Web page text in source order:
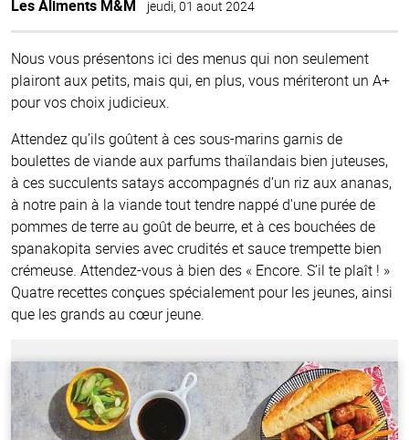
Les Aliments M&M jeudi, 01 aout 2024
Nous vous présentons ici des menus qui non seulement
plairont aux petits, mais qui, en plus, vous mériteront un A+
pour vos choix judicieux.
Attendez qu’ils goûtent à ces sous-marins garnis de
boulettes de viande aux parfums thaïlandais bien juteuses,
à ces succulents satays accompagnés d’un riz aux ananas,
à notre pain à la viande tout tendre nappé d'une purée de
pommes de terre au goût de beurre, et à ces bouchées de
spanakopita servies avec crudités et sauce trempette bien
crémeuse. Attendez-vous à bien des « Encore. S’il te plaît ! »
Quatre recettes conçues spécialement pour les jeunes, ainsi
que les grands au cœur jeune.